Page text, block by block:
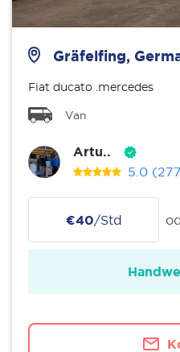
Gräfelfing,
Fiat ducato .mercedes
Van
Artu..
5.0
€40/Std